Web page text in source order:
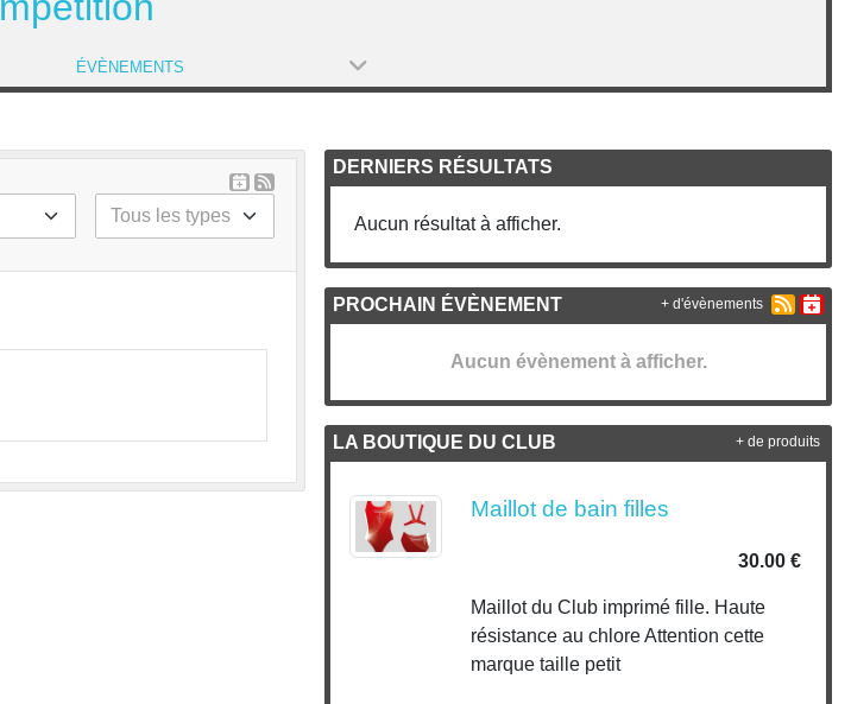
ÉVÈNEMENTS
DERNIERS RÉSULTATS
Aucun résultat à afficher.
PROCHAIN ÉVÈNEMENT
Aucun évènement à afficher.
+ d'évènements
LA BOUTIQUE DU CLUB
Maillot de bain filles
30.00 €
Maillot du Club imprimé fille. Haute
résistance au chlore Attention cette
marque taille petit
+ de produits